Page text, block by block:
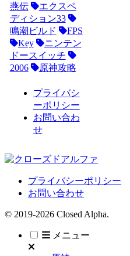
燕伝
エクスペ
ディション33
鳴潮ビルド
FPS
Key
ニンテン
ドースイッチ
2006
原神攻略
プライバシ
ーポリシー
お問い合わ
せ
プライバシーポリシー
お問い合わせ
© 2019-2026 Closed Alpha.
メニュー